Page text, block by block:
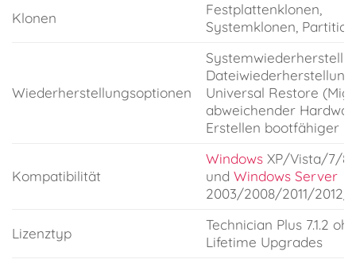
Klonen
Festplattenklonen,
Systemklonen,
Wiederherstellungsoptionen
Dateiwiederherstellung,
Universal Restore
abweichender
Erstellen bootfähiger
Kompatibilität
WindowsXP/Vista/7/8/
und Windows Server
2003/2008/2011/2012/
Lizenztyp
Technician Plus 7.1.2
Lifetime Upgrades